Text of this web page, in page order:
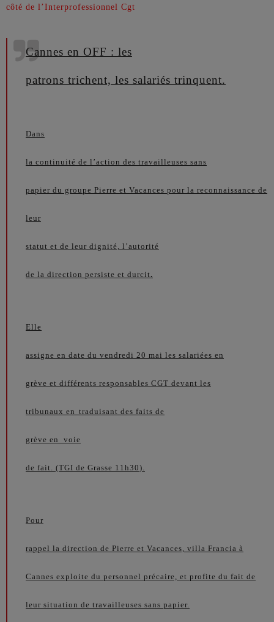
côté de l’Interprofessionnel Cgt
Cannes en OFF : les
patrons trichent, les salariés trinquent.
Dans
la continuité de l’action des travailleuses sans
papier du groupe Pierre et Vacances pour la reconnaissance de
leur
statut et de leur dignité, l’autorité
de la direction persiste et durcit.
Elle
assigne en date du vendredi 20 mai les salariées en
grève et différents responsables CGT devant les
tribunaux en traduisant des faits de
grève en voie
de fait. (TGI de Grasse 11h30).
Pour
rappel la direction de Pierre et Vacances, villa Francia à
Cannes exploite du personnel précaire, et profite du fait de
leur situation de travailleuses sans papier.